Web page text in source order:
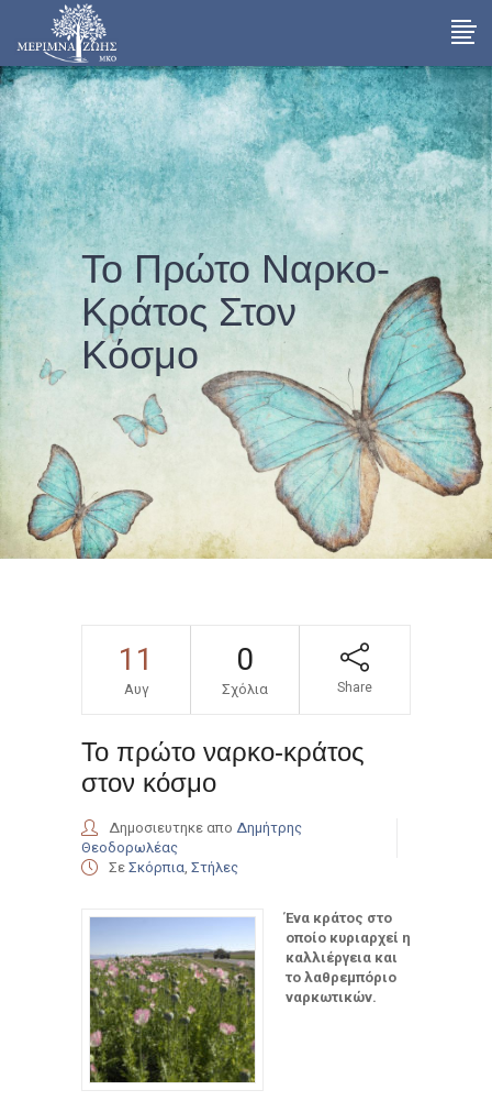
Το Πρώτο Ναρκο-
Κράτος Στον
Κόσμο
11
Αυγ
0
Σχόλια Share
Το πρώτο ναρκο-κράτος
στον κόσμο
Δημοσιευτηκε απο Δημήτρης
Θεοδορωλέας
Σε Σκόρπια, Στήλες
Ένα κράτος στο
οποίο κυριαρχεί η
καλλιέργεια και
το λαθρεμπόριο
ναρκωτικών.